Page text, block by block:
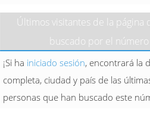
Últimos visitantes de la página
buscado por el número
¡Si ha iniciado sesión, encontrará la
completa, ciudad y país de las
personas que han buscado este